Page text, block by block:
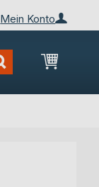
Mein Konto
Mein